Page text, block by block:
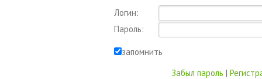
Логин:
Пароль:
запомнить
Забыл пароль |